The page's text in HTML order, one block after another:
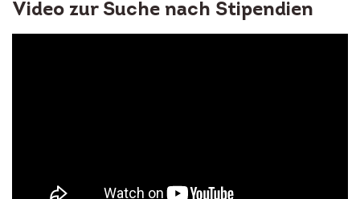
Video zur Suche nach Stipendien